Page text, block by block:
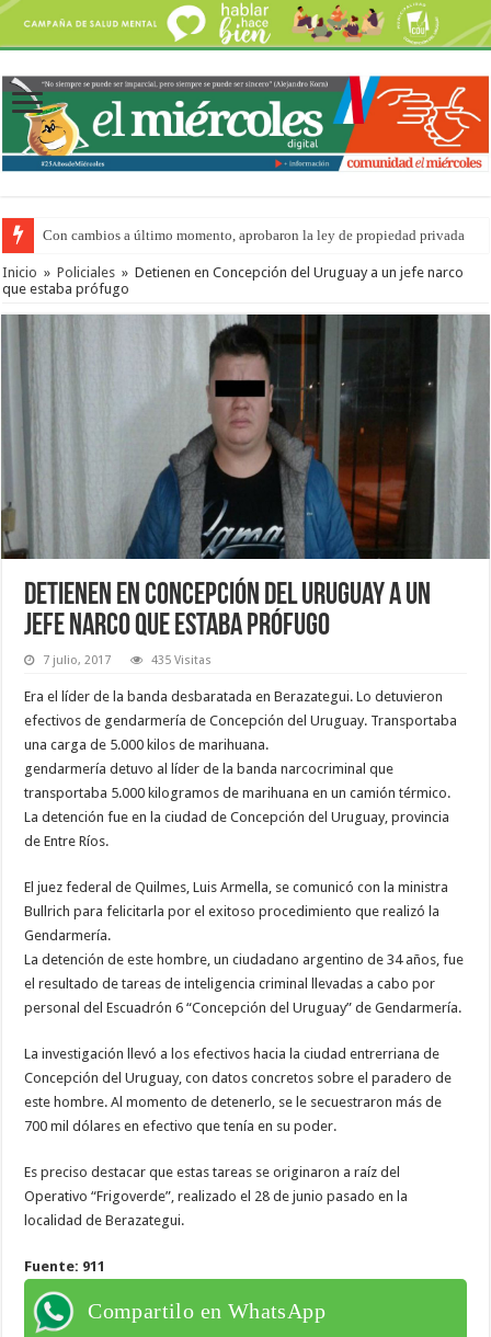
Con cambios a último momento, aprobaron la ley de propiedad privada
Adopción en Entre Ríos: el 35% de los 90 niños, niñas y adolescentes que
Inicio » Policiales » Detienen en Concepción del Uruguay a un jefe narco
que estaba prófugo
Detienen en Concepción del Uruguay a un
jefe narco que estaba prófugo
7 julio, 2017 435 Visitas
Era el líder de la banda desbaratada en Berazategui. Lo detuvieron
efectivos de gendarmería de Concepción del Uruguay. Transportaba
una carga de 5.000 kilos de marihuana.
gendarmería detuvo al líder de la banda narcocriminal que
transportaba 5.000 kilogramos de marihuana en un camión térmico.
La detención fue en la ciudad de Concepción del Uruguay, provincia
de Entre Ríos.
El juez federal de Quilmes, Luis Armella, se comunicó con la ministra
Bullrich para felicitarla por el exitoso procedimiento que realizó la
Gendarmería.
La detención de este hombre, un ciudadano argentino de 34 años, fue
el resultado de tareas de inteligencia criminal llevadas a cabo por
personal del Escuadrón 6 “Concepción del Uruguay” de Gendarmería.
La investigación llevó a los efectivos hacia la ciudad entrerriana de
Concepción del Uruguay, con datos concretos sobre el paradero de
este hombre. Al momento de detenerlo, se le secuestraron más de
700 mil dólares en efectivo que tenía en su poder.
Es preciso destacar que estas tareas se originaron a raíz del
Operativo “Frigoverde”, realizado el 28 de junio pasado en la
localidad de Berazategui.
Fuente: 911
Compartilo en WhatsApp